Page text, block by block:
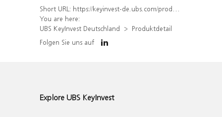
Short URL: https://keyinvest-de.ubs.com/produkt/detail/index/isin/DE000WA6RMX9
You are here:
UBS KeyInvest Deutschland
Produktdetail
Folgen Sie uns auf
Explore UBS KeyInvest